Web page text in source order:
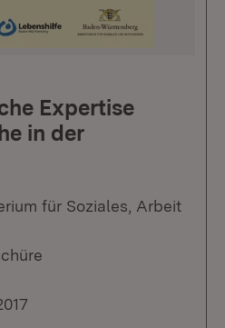
Expertise
in der
für Soziales, Arbeit